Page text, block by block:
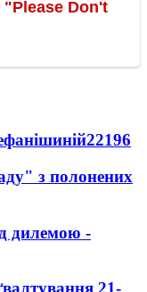
22196
з полонених
дилемою -